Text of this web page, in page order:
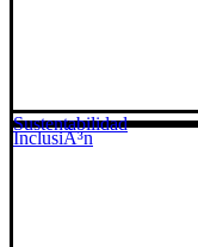
InclusiÃ³n
Sustentabilidad